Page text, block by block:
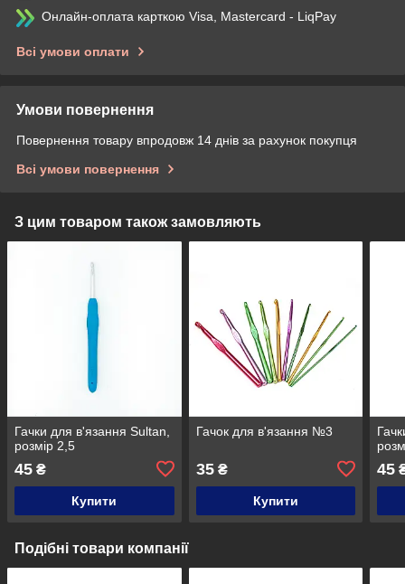
Онлайн-оплата карткою Visa, Mastercard - LiqPay
Всі умови оплати
Умови повернення
Повернення товару впродовж 14 днів за рахунок покупця
Всі умови повернення
З цим товаром також замовляють
Гачки для в'язання Sultan,
розмір 2,5
45 ₴
Купити
Гачок для в'язання №3
35₴
Купити
45
Подібні товари компанії